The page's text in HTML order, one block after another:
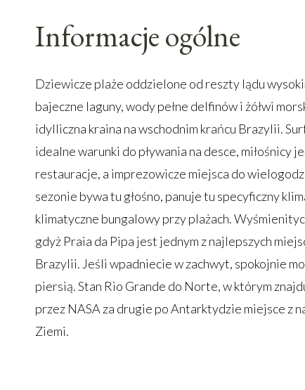
Informacje ogólne
Dziewicze plaże oddzielone od reszty lądu
bajeczne laguny, wody pełne delfinów i żółwi
idylliczna kraina na wschodnim krańcu Brazylii.
idealne warunki do pływania na desce, miłośnicy
restauracje, a imprezowicze miejsca do
sezonie bywa tu głośno, panuje tu specyficzny
klimatyczne bungalowy przy plażach.
gdyż Praia da Pipa jest jednym z najlepszych
Brazylii. Jeśli wpadniecie w zachwyt, spokojnie
piersią. Stan Rio Grande do Norte, w którym
przez NASA za drugie po Antarktydzie miejsce z
Ziemi.